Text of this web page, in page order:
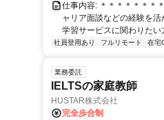
仕事内容: ＊＊＊＊＊＊＊
ャリア面談などの経験を
学習サービスに関わりたい
社員登用あり フルリモート 在宅
業務委託
IELTSの家庭教師
HUSTAR株式会社
完全歩合制